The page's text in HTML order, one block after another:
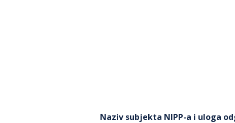
Naziv subjekta NIPP-a i uloga